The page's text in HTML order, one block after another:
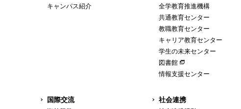
キャンパス紹介
全学教育推進機構
共通教育センター
教職教育センター
キャリア教育センター
学生の未来センター
図書館
情報支援センター
国際交流 社会連携